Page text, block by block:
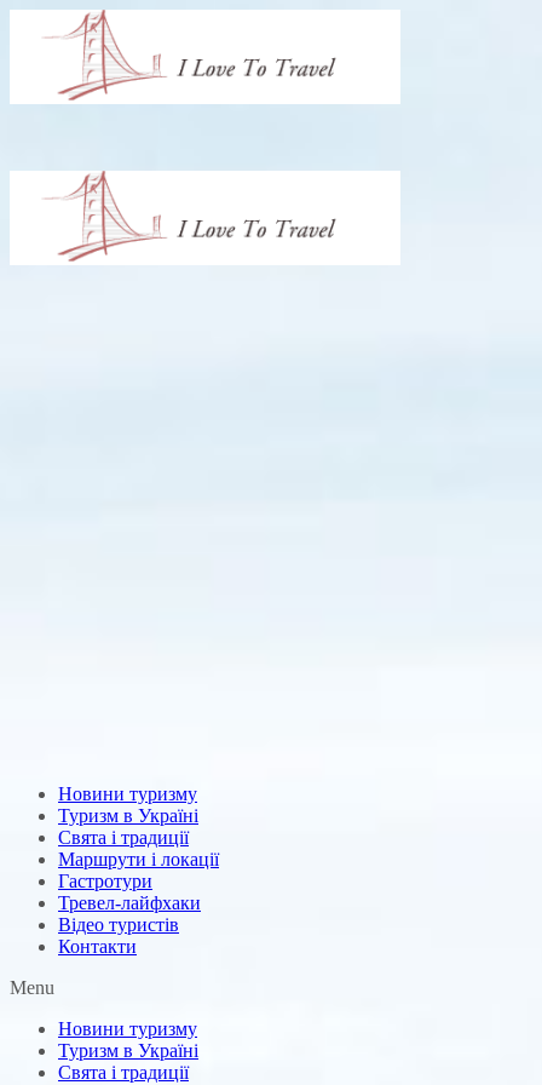
Новини туризму
Туризм в Україні
Свята і традиції
Маршрути і локації
Гастротури
Тревел-лайфхаки
Відео туристів
Контакти
Menu
Новини туризму
Туризм в Україні
Свята і традиції